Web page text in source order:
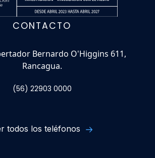
CONTACTO
Bernardo O'Higgins 611,
Rancagua.
(56) 22903 0000
todos los teléfonos